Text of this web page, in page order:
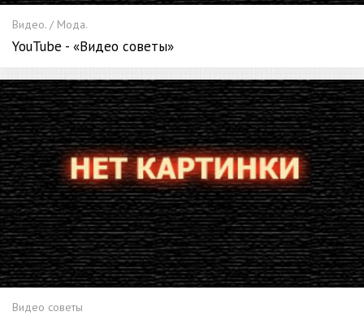
Видео. / Мода.
YouTube - «Видео советы»
Видео советы